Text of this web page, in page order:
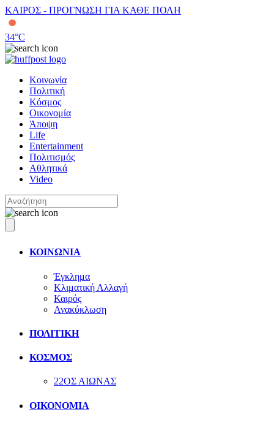
ΚΑΙΡΟΣ - ΠΡΟΓΝΩΣΗ ΓΙΑ ΚΑΘΕ ΠΟΛΗ
34°C
Κοινωνία
Πολιτική
Κόσμος
Οικονομία
Άποψη
Life
Entertainment
Πολιτισμός
Αθλητικά
Video
ΚΟΙΝΩΝΙΑ
Έγκλημα
Κλιματική Αλλαγή
Καιρός
Ανακύκλωση
ΠΟΛΙΤΙΚΗ
ΚΟΣΜΟΣ
22ΟΣ ΑΙΩΝΑΣ
ΟΙΚΟΝΟΜΙΑ